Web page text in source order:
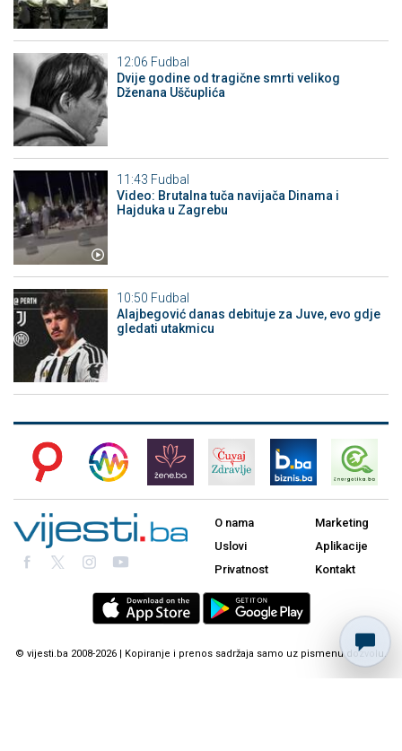
12:06 Fudbal
Dvije godine od tragične smrti velikog
Dženana Uščuplića
11:43 Fudbal
Video: Brutalna tuča navijača Dinama i
Hajduka u Zagrebu
10:50 Fudbal
Alajbegović danas debituje za Juve, evo gdje
gledati utakmicu
O nama
Uslovi
Privatnost
Marketing
Aplikacije
Kontakt
© vijesti.ba 2008-2026 | Kopiranje i prenos sadržaja samo uz pismenu dozvolu.